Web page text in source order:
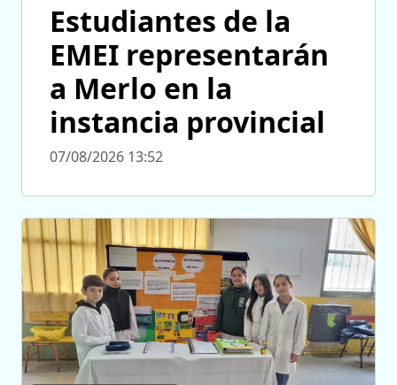
Estudiantes de la
EMEI representarán
a Merlo en la
instancia provincial
07/08/2026 13:52